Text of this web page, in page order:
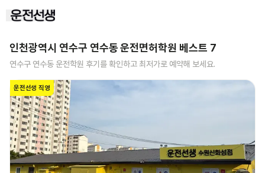
인천광역시 연수구 연수동운전면허학원 베스트 7
연수구 연수동 운전학원 후기를 확인하고 최저가로 예약해 보세요.
운전선생 직영